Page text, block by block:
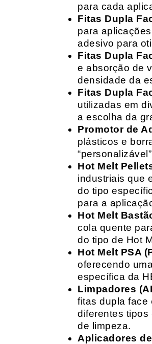
para cada
Fitas Dupla
para
adesivo para
Fitas Dupla
e absorção de
densidade da
Fitas Dupla
utilizadas em
a escolha da
Promotor de
plásticos e
Hot Melt
industriais que
do tipo
para a
Hot Melt
cola quente
do tipo de Hot
Hot Melt PSA
oferecendo
específica da
Limpadores
fitas dupla face
diferentes tipos
de limpeza.
Aplicadores